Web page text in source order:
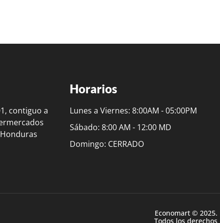
contiguo a
Horarios
Lunes a Viernes: 8:00AM - 05:00PM
Sábado: 8:00 AM - 12:00 MD
Domingo: CERRADO
Economart © 2025.
Todos los derechos